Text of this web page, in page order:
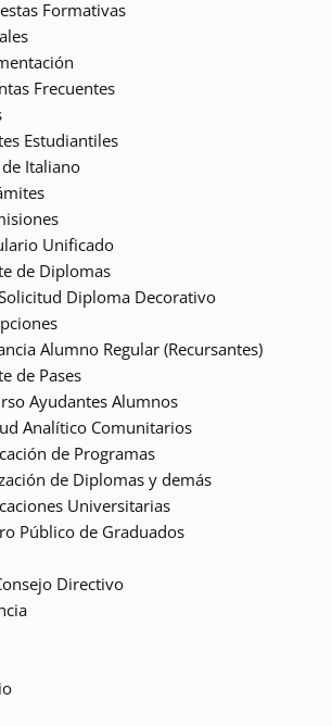
Formativas
Frecuentes
Estudiantiles
Italiano
Unificado
de Diplomas
Diploma Decorativo
Alumno Regular (Recursantes)
de Pases
Ayudantes Alumnos
Analítico Comunitarios
de Programas
de Diplomas y demás
Universitarias
Público de Graduados
Directivo